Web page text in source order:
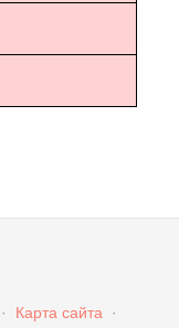
· Карта сайта
·